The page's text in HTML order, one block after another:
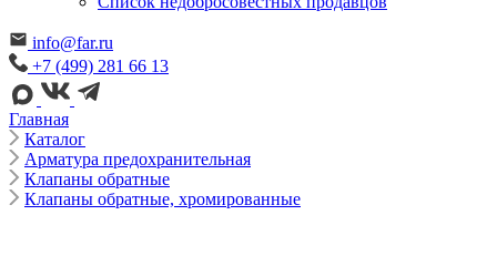
info@far.ru
+7 (499) 281 66 13
Главная
Каталог
Арматура предохранительная
Клапаны обратные
Клапаны обратные, хромированные